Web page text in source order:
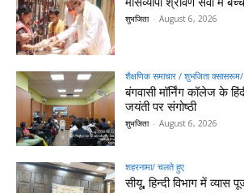
शुभजिता - August 6, 2026
शैक्षणिक समाचार / शुभजिता क्सासरूम/
बंगवासी मॉर्निंग कॉलेज के
जयंती पर संगोष्ठी
शुभजिता - August 6, 2026
शहरनामा/ चलते हुए
सीयू, हिन्दी विभाग में व्यास